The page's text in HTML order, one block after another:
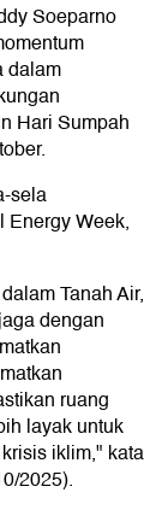
Soeparno
dalam
Hari Sumpah
sela
Energy Week,
Tanah Air,
dengan
ruang
layak untuk
iklim," kata
2025).